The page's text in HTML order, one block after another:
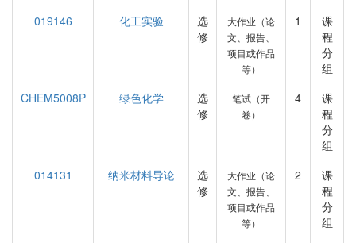
019146
化工实验
选
修
大作业（论
文、报告、
项目或作品
等）
1
课
程
分
组
CHEM5008P
绿色化学
选
修
笔试（开
卷）
4
课
程
分
组
014131
纳米材料导论
选
修
大作业（论
文、报告、
项目或作品
等）
2
课
程
分
组